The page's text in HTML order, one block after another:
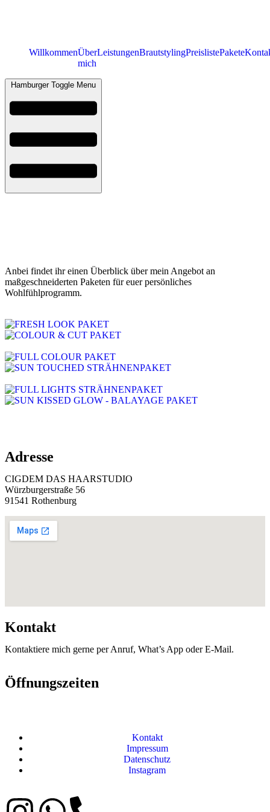
WillkommenÜber
mich
LeistungenBrautstylingPreislistePakete
Hamburger Toggle Menu
Anbei findet ihr einen Überblick über mein Angebot an
maßgeschneiderten Paketen für euer persönliches
Wohlfühlprogramm.
Adresse
CIGDEM DAS HAARSTUDIO
Würzburgerstraße 56
91541 Rothenburg
Kontakt
Kontaktiere mich gerne per Anruf, What’s App oder E-Mail.
Öffnungszeiten
Kontakt
Impressum
Datenschutz
Instagram